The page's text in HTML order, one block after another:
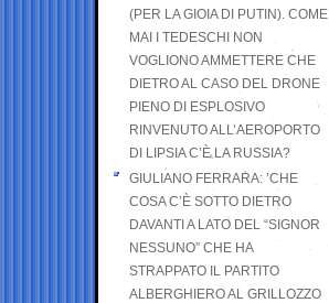
(PER LA GIOIA DI PUTIN). COME
MAI I TEDESCHI NON
VOGLIONO AMMETTERE CHE
DIETRO AL CASO DEL DRONE
PIENO DI ESPLOSIVO
RINVENUTO ALL’AEROPORTO
DI LIPSIA C’È LA RUSSIA?
GIULIANO FERRARA: ’CHE
COSA C’È SOTTO DIETRO
DAVANTI A LATO DEL “SIGNOR
NESSUNO” CHE HA
STRAPPATO IL PARTITO
ALBERGHIERO AL GRILLOZZO